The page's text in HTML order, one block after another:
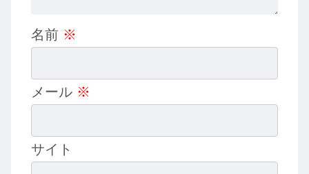
名前 ※
メール ※
サイト